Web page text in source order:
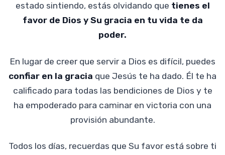
estado sintiendo, estás olvidando que tienes el
favor de Dios y Su gracia en tu vida te da
poder.
En lugar de creer que servir a Dios es difícil, puedes
confiar en la gracia que Jesús te ha dado. Él te ha
calificado para todas las bendiciones de Dios y te
ha empoderado para caminar en victoria con una
provisión abundante.
Todos los días, recuerdas que Su favor está sobre ti